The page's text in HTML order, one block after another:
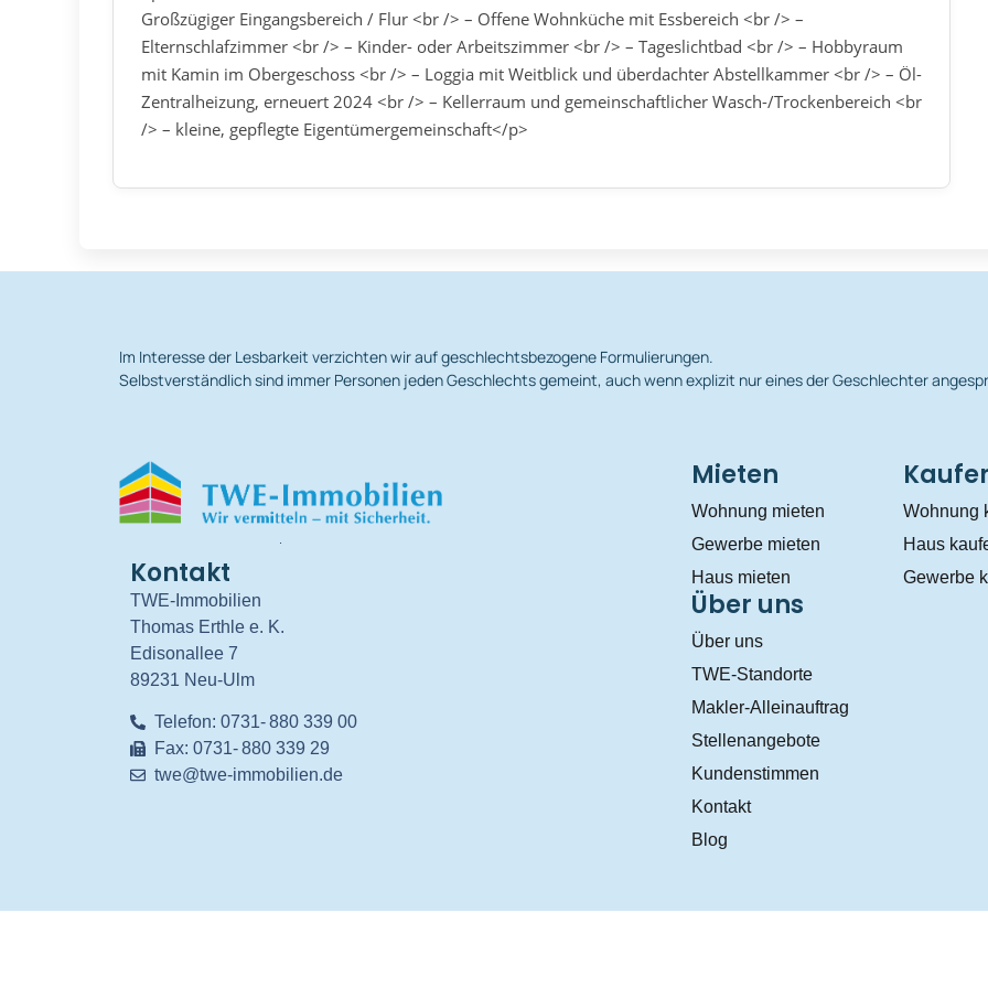
Großzügiger Eingangsbereich / Flur <br /> – Offene Wohnküche mit Essbereich <br /> –
Elternschlafzimmer <br /> – Kinder- oder Arbeitszimmer <br /> – Tageslichtbad <br /> – Hobbyraum
mit Kamin im Obergeschoss <br /> – Loggia mit Weitblick und überdachter Abstellkammer <br /> – Öl-
Zentralheizung, erneuert 2024 <br /> – Kellerraum und gemeinschaftlicher Wasch-/Trockenbereich <br
/> – kleine, gepflegte Eigentümergemeinschaft</p>
Im Interesse der Lesbarkeit verzichten wir auf geschlechtsbezogene Formulierungen.
Selbstverständlich sind immer Personen jeden Geschlechts gemeint, auch wenn explizit nur eines der Geschlechter
Kontakt
TWE-Immobilien
Thomas Erthle e. K.
Edisonallee 7
89231 Neu-Ulm
Telefon: 0731- 880 339 00
Fax: 0731- 880 339 29
twe@twe-immobilien.de
Mieten
Wohnung mieten
Gewerbe mieten
Haus mieten
Über uns
Über uns
TWE-Standorte
Makler-Alleinauftrag
Stellenangebote
Kundenstimmen
Kontakt
Blog
Wohnung
Haus
Gewerbe